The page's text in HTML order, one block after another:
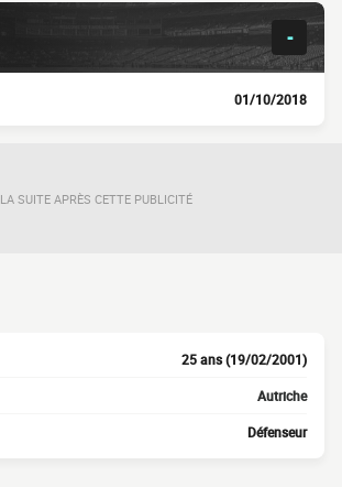
-
01/10/2018
LA SUITE APRÈS CETTE PUBLICITÉ
25 ans (19/02/2001)
Autriche
Défenseur